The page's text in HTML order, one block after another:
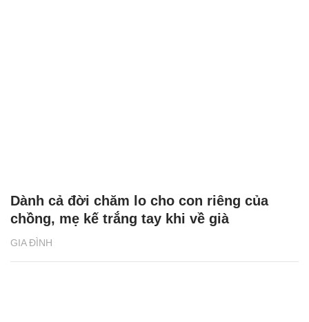
GIA ĐÌNH
Dành cả đời chăm lo cho con riêng của
chồng, mẹ kế trắng tay khi về già